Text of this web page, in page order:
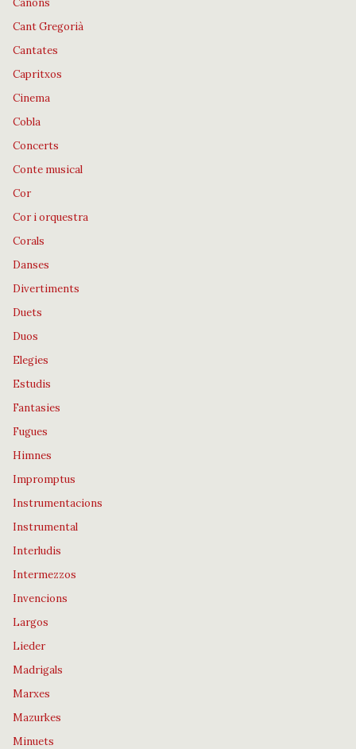
Cànons
Cant Gregorià
Cantates
Capritxos
Cinema
Cobla
Concerts
Conte musical
Cor
Cor i orquestra
Corals
Danses
Divertiments
Duets
Duos
Elegies
Estudis
Fantasies
Fugues
Himnes
Impromptus
Instrumentacions
Instrumental
Interludis
Intermezzos
Invencions
Largos
Lieder
Madrigals
Marxes
Mazurkes
Minuets